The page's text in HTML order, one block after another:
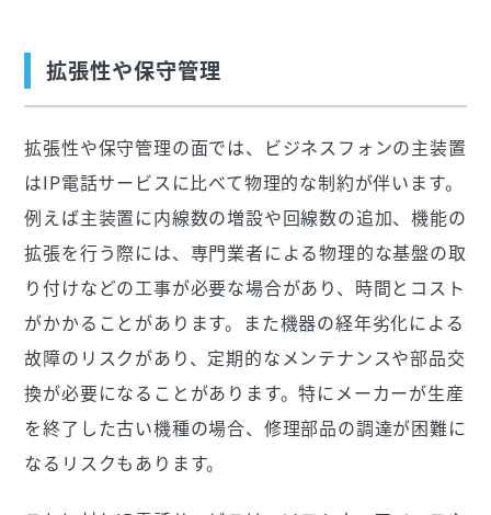
拡張性や保守管理
拡張性や保守管理の面では、ビジネスフォンの主装置
はIP電話サービスに比べて物理的な制約が伴います。
例えば主装置に内線数の増設や回線数の追加、機能の
拡張を行う際には、専門業者による物理的な基盤の取
り付けなどの工事が必要な場合があり、時間とコスト
がかかることがあります。また機器の経年劣化による
故障のリスクがあり、定期的なメンテナンスや部品交
換が必要になることがあります。特にメーカーが生産
を終了した古い機種の場合、修理部品の調達が困難に
なるリスクもあります。